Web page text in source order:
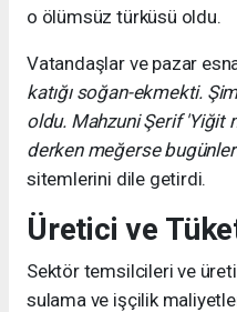
o ölümsüz türküsü oldu.
Vatandaşlar ve pazar
katığı soğan-ekmekti.
oldu. Mahzuni Şerif 'Yiğit
derken meğerse
sitemlerini dile getirdi.
Üretici ve
Sektör temsilcileri ve
sulama ve işçilik